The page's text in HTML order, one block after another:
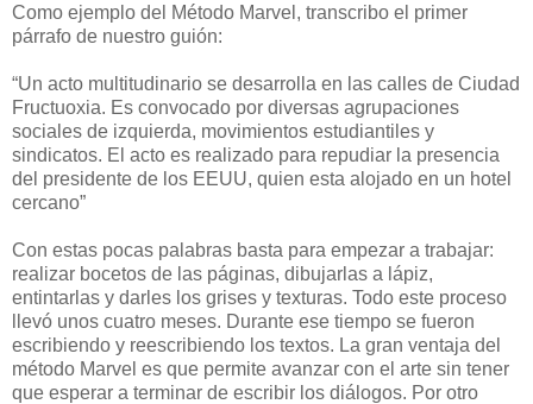
Como ejemplo del Método Marvel, transcribo el primer
párrafo de nuestro guión:
“Un acto multitudinario se desarrolla en las calles de Ciudad
Fructuoxia. Es convocado por diversas agrupaciones
sociales de izquierda, movimientos estudiantiles y
sindicatos. El acto es realizado para repudiar la presencia
del presidente de los EEUU, quien esta alojado en un hotel
cercano”
Con estas pocas palabras basta para empezar a trabajar:
realizar bocetos de las páginas, dibujarlas a lápiz,
entintarlas y darles los grises y texturas. Todo este proceso
llevó unos cuatro meses. Durante ese tiempo se fueron
escribiendo y reescribiendo los textos. La gran ventaja del
método Marvel es que permite avanzar con el arte sin tener
que esperar a terminar de escribir los diálogos. Por otro